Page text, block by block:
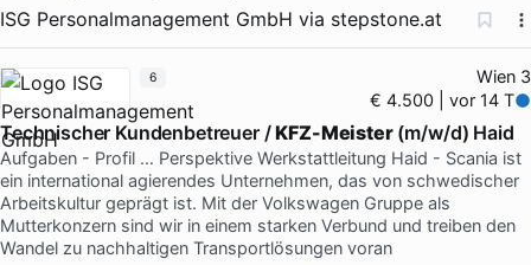
ISG Personalmanagement GmbH via stepstone.at
Wien 3
€ 4.500 | vor 14 T
Technischer Kundenbetreuer /KFZ-Meister(m/w/d) Haid
Aufgaben - Profil … Perspektive Werkstattleitung Haid - Scania ist
ein international agierendes Unternehmen, das von schwedischer
Arbeitskultur geprägt ist. Mit der Volkswagen Gruppe als
Mutterkonzern sind wir in einem starken Verbund und treiben den
Wandel zu nachhaltigen Transportlösungen voran
6